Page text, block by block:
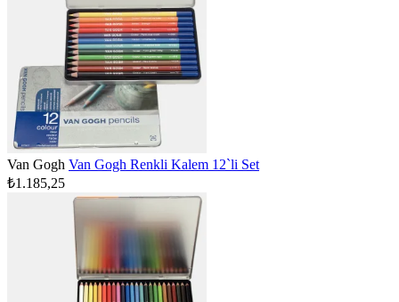
Van Gogh Van Gogh Renkli Kalem 12`li Set
₺1.185,25